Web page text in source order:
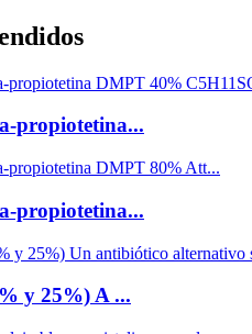
propiotetina...
propiotetina...
y 25%) A ...